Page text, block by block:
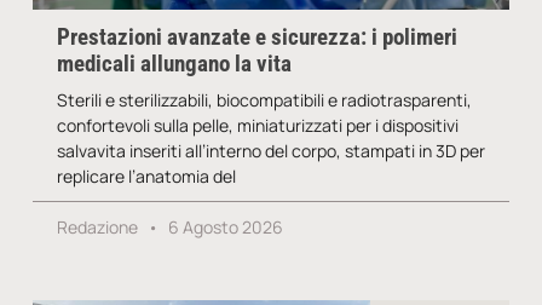
Prestazioni avanzate e sicurezza: i polimeri
medicali allungano la vita
Sterili e sterilizzabili, biocompatibili e radiotrasparenti,
confortevoli sulla pelle, miniaturizzati per i dispositivi
salvavita inseriti all’interno del corpo, stampati in 3D per
replicare l’anatomia del
Redazione 6 Agosto 2026